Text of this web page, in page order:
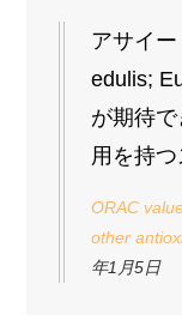
アサイ
edulis;
が期待
用を持つ
ORAC
other
年1月5日